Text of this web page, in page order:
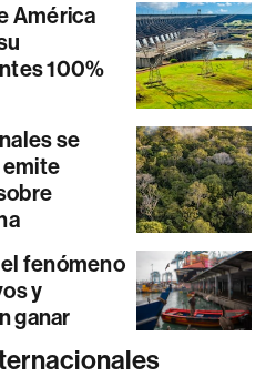
América
100%
se
emite
fenómeno
y
ganar